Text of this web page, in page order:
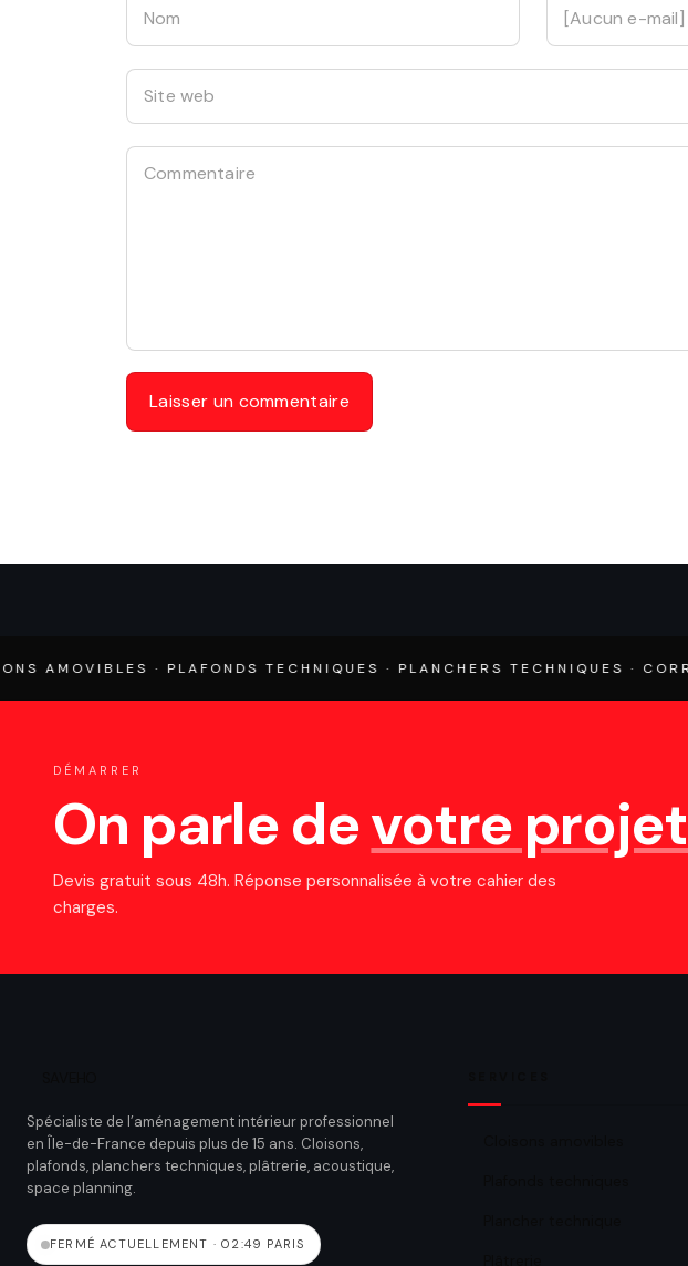
· PLAFONDS TECHNIQUES · PLANCHERS TECHNIQUES ·
DÉMARRER
On parle devotre
Devis gratuit sous 48h. Réponse personnalisée à votre cahier des
charges.
Spécialiste de l’aménagement intérieur professionnel
en Île-de-France depuis plus de 15 ans. Cloisons,
plafonds, planchers techniques, plâtrerie, acoustique,
space planning.
FERMÉ ACTUELLEMENT · 02:49 PARIS